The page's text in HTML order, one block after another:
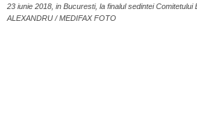
23 iunie 2018, in Bucuresti, la finalul sedintei
ALEXANDRU / MEDIFAX FOTO